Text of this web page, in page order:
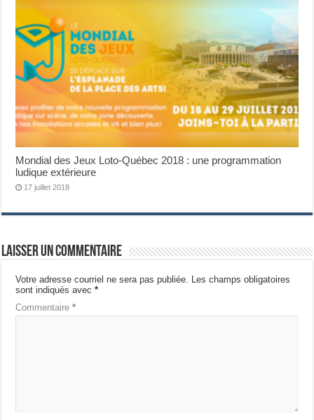
Mondial des Jeux Loto-Québec 2018 : une programmation
ludique extérieure
17 juillet 2018
Laisser un commentaire
Votre adresse courriel ne sera pas publiée.
Les champs obligatoires
sont indiqués avec*
Commentaire*